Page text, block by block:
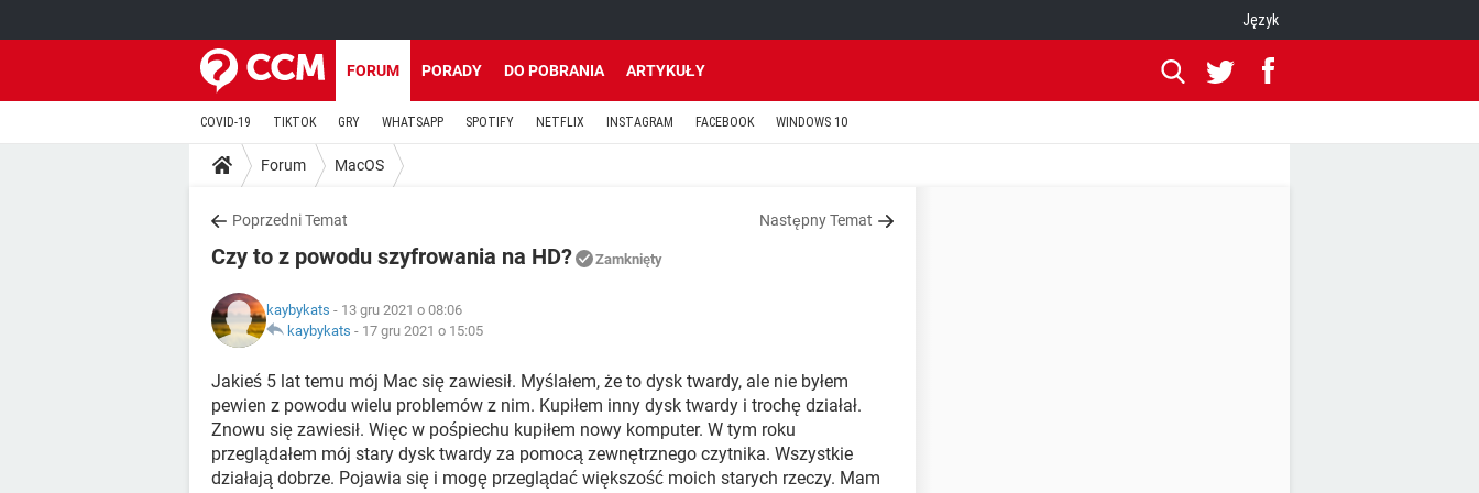
Język
FORUM PORADY DO POBRANIA ARTYKUŁY
COVID-19 TIKTOK GRY WHATSAPP SPOTIFY NETFLIX INSTAGRAM FACEBOOK WINDOWS 10
Forum MacOS
Poprzedni Temat Następny Temat
Czy to z powodu szyfrowania na HD? Zamknięty
kaybykats - 13 gru 2021 o 08:06
kaybykats - 17 gru 2021 o 15:05
Jakieś 5 lat temu mój Mac się zawiesił. Myślałem, że to dysk twardy, ale nie byłem
pewien z powodu wielu problemów z nim. Kupiłem inny dysk twardy i trochę działał.
Znowu się zawiesił. Więc w pośpiechu kupiłem nowy komputer. W tym roku
przeglądałem mój stary dysk twardy za pomocą zewnętrznego czytnika. Wszystkie
działają dobrze. Pojawia się i mogę przeglądać większość moich starych rzeczy. Mam